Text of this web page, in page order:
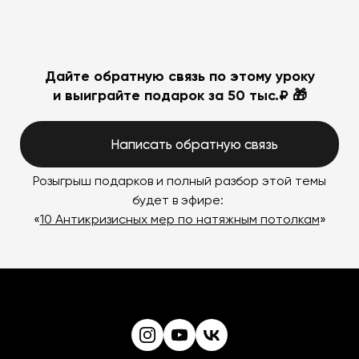
Дайте обратную связь по этому уроку
и выиграйте подарок за 50 тыс.₽ 🎁
Написать обратную связь
Розыгрыш подарков и полный разбор этой темы
будет в эфире:
«10 Антикризисных мер по натяжным потолкам»